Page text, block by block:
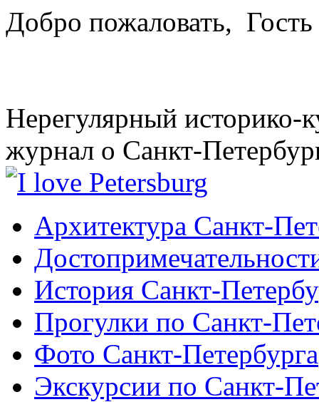
Добро пожаловать, Гость
Нерегулярный историко-
журнал о Санкт-
Архитектура Санкт-
История Санкт-
Прогулки по Санкт-
Фото Санкт-Петербурга
Экскурсии по Санкт-